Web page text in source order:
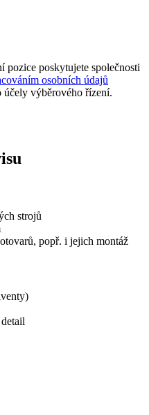
pozice poskytujete společnosti
osobních údajů
účely výběrového řízení.
strojů
popř. i jejich montáž